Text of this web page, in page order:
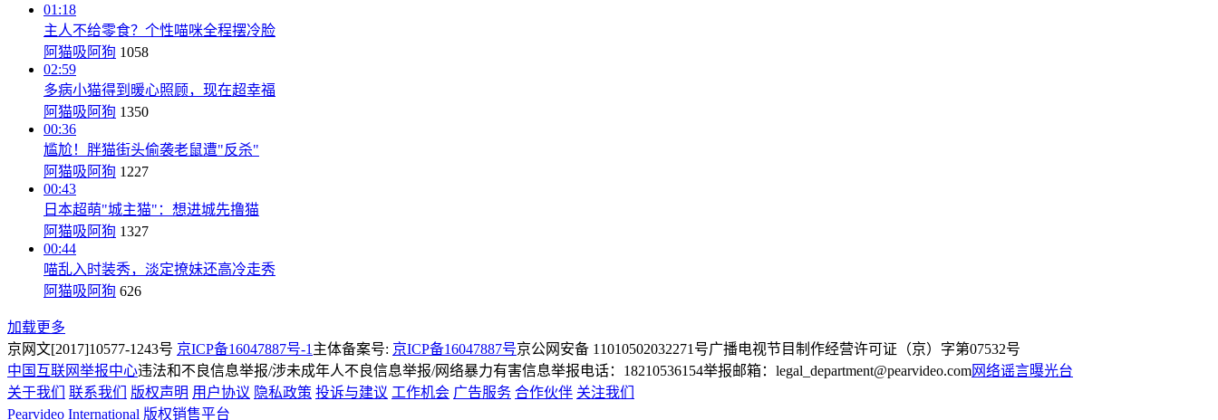
01:18
主人不给零食？个性喵咪全程摆冷脸
阿猫吸阿狗 1058
02:59
多病小猫得到暖心照顾，现在超幸福
阿猫吸阿狗 1350
00:36
尴尬！胖猫街头偷袭老鼠遭"反杀"
阿猫吸阿狗 1227
00:43
日本超萌"城主猫"：想进城先撸猫
阿猫吸阿狗 1327
00:44
喵乱入时装秀，淡定撩妹还高冷走秀
阿猫吸阿狗 626
加载更多
京网文[2017]10577-1243号 京ICP备16047887号-1 主体备案号: 京ICP备16047887号京公网安备 11010502032271号广播电视节目制作经营许可证（京）字第07532号
中国互联网举报中心违法和不良信息举报/涉未成年人不良信息举报/网络暴力有害信息举报电话：18210536154举报邮箱：legal_department@pearvideo.com网络谣言曝光台
关于我们
联系我们 版权声明 用户协议 隐私政策 投诉与建议 工作机会 广告服务 合作伙伴 关注我们
Pearvideo International 版权销售平台